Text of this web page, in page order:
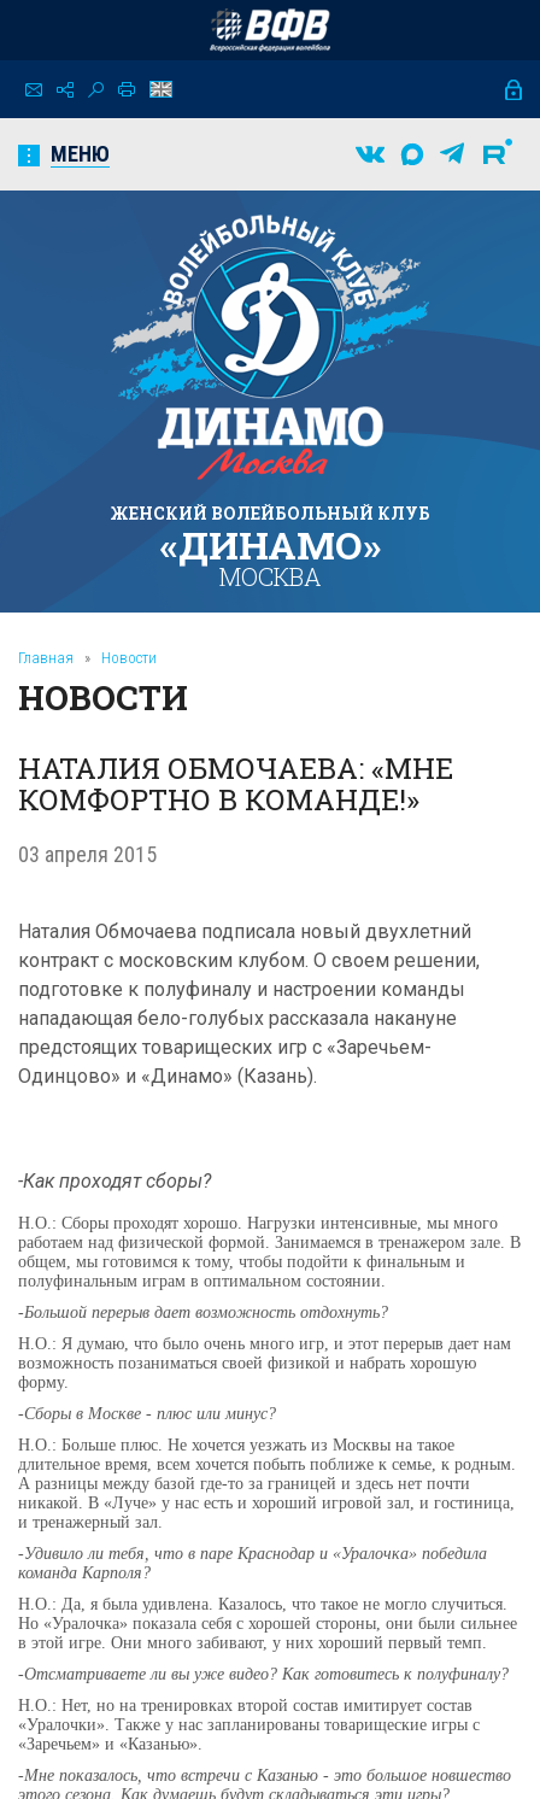
МЕНЮ
ЖЕНСКИЙ ВОЛЕЙБОЛЬНЫЙ КЛУБ
«ДИНАМО»
МОСКВА
Главная » Новости
НОВОСТИ
НАТАЛИЯ ОБМОЧАЕВА: «МНЕ
КОМФОРТНО В КОМАНДЕ!»
03 апреля 2015
Наталия Обмочаева подписала новый двухлетний
контракт с московским клубом. О своем решении,
подготовке к полуфиналу и настроении команды
нападающая бело-голубых рассказала накануне
предстоящих товарищеских игр с «Заречьем-
Одинцово» и «Динамо» (Казань).
-Как проходят сборы?
Н.О.: Сборы проходят хорошо. Нагрузки интенсивные, мы много
работаем над физической формой. Занимаемся в тренажером зале. В
общем, мы готовимся к тому, чтобы подойти к финальным и
полуфинальным играм в оптимальном состоянии.
-Большой перерыв дает возможность отдохнуть?
Н.О.: Я думаю, что было очень много игр, и этот перерыв дает нам
возможность позаниматься своей физикой и набрать хорошую
форму.
-Сборы в Москве - плюс или минус?
Н.О.: Больше плюс. Не хочется уезжать из Москвы на такое
длительное время, всем хочется побыть поближе к семье, к родным.
А разницы между базой где-то за границей и здесь нет почти
никакой. В «Луче» у нас есть и хороший игровой зал, и гостиница,
и тренажерный зал.
-Удивило ли тебя, что в паре Краснодар и «Уралочка» победила
команда Карполя?
Н.О.: Да, я была удивлена. Казалось, что такое не могло случиться.
Но «Уралочка» показала себя с хорошей стороны, они были сильнее
в этой игре. Они много забивают, у них хороший первый темп.
-Отсматриваете ли вы уже видео? Как готовитесь к полуфиналу?
Н.О.: Нет, но на тренировках второй состав имитирует состав
«Уралочки». Также у нас запланированы товарищеские игры с
«Заречьем» и «Казанью».
-Мне показалось, что встречи с Казанью - это большое новшество
этого сезона. Как думаешь будут складываться эти игры?